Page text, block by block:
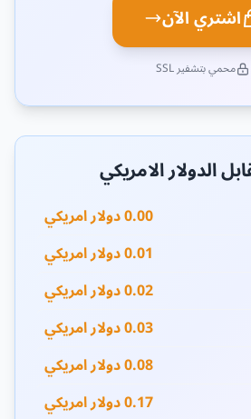
اشتري الآن
محمي بتشفير SSL
الدولار الامريكي
0.00 دولار امريكي
0.01 دولار امريكي
0.02 دولار امريكي
0.03 دولار امريكي
0.08 دولار امريكي
0.17 دولار امريكي